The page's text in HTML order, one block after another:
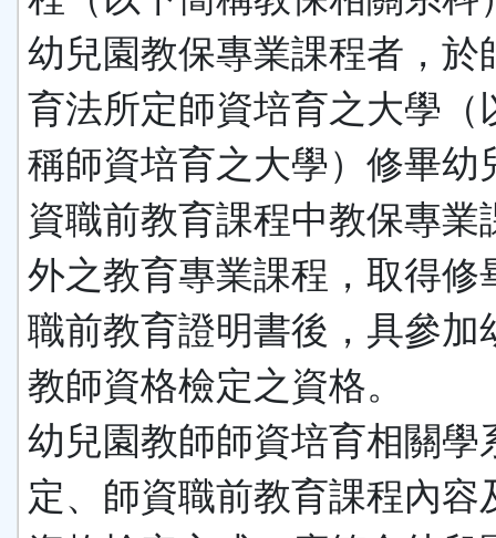
幼兒園教保專業課程者，於
育法所定師資培育之大學（
稱師資培育之大學）修畢幼
資職前教育課程中教保專業
外之教育專業課程，取得修
職前教育證明書後，具參加
教師資格檢定之資格。
幼兒園教師師資培育相關學
定、師資職前教育課程內容